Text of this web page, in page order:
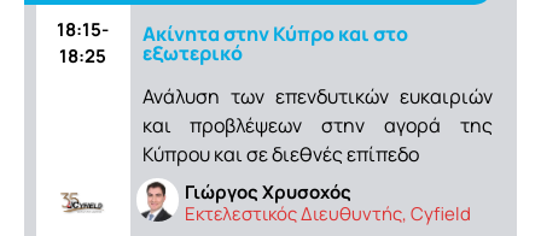
18:15-
18:25
Aκίνητα στην Κύπρο και στο
εξωτερικό
Ανάλυση των επενδυτικών ευκαιριών
και προβλέψεων στην αγορά της
Κύπρου και σε διεθνές επίπεδο
Γιώργος Χρυσοχός
Εκτελεστικός Διευθυντής, Cyfield